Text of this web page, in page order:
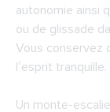
Pyrénées
Les
Les
Haute-
autonomie ainsi
ou de glissade
Vous conservez
l’esprit tranquille.
Un monte-